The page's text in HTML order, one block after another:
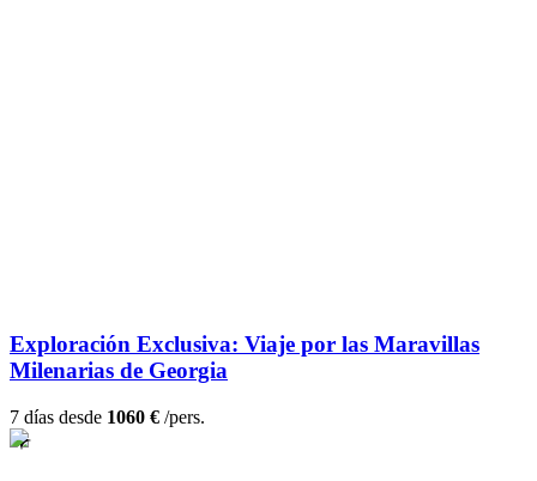
Exploración Exclusiva: Viaje por las Maravillas
Milenarias de Georgia
7 días desde 1060 € /pers.